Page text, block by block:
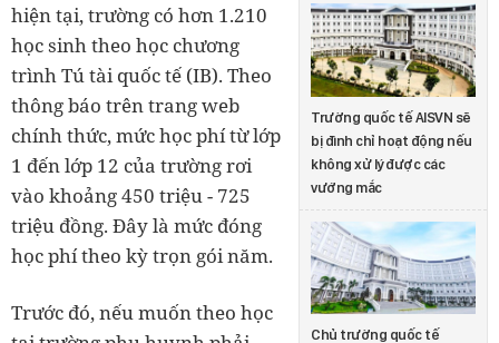
Trường quốc tế AISVN sẽ
bị đình chỉ hoạt động nếu
không xử lý được các
vướng mắc
Chủ trường quốc tế
hiện tại, trường có hơn 1.210
học sinh theo học chương
trình Tú tài quốc tế (IB). Theo
thông báo trên trang web
chính thức, mức học phí từ lớp
1 đến lớp 12 của trường rơi
vào khoảng 450 triệu - 725
triệu đồng. Đây là mức đóng
học phí theo kỳ trọn gói năm.
Trước đó, nếu muốn theo học